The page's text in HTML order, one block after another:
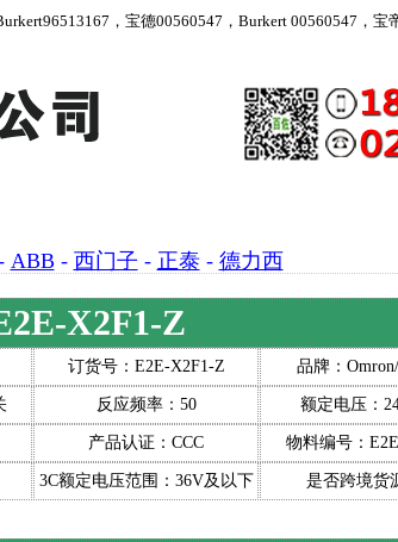
，宝德00560547，Burkert 00560547，宝
ABB- 西门子 - 正泰- 德力西
X2F1-Z
订货号：E2E-X2F1-Z 品牌：
反应频率：50 额定电压：
产品认证：CCC 物料编号：
3C额定电压范围：36V及以下 是否跨境货